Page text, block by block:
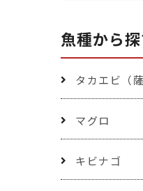
魚種から
タカエビ（
マグロ
キビナゴ